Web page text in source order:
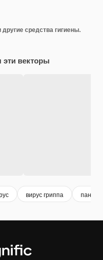
средства гигиены.
эти векторы
вирус гриппа